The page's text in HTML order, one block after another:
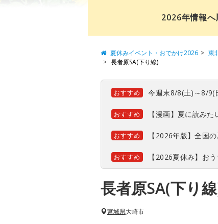
2026年情報へ
夏休みイベント・おでかけ2026 東
長者原SA(下り線)
おすすめ 今週末8/8(土)～8/9(
おすすめ 【漫画】夏に読み
おすすめ 【2026年版】全国
おすすめ 【2026夏休み】お
長者原SA(下り
宮城県大崎市